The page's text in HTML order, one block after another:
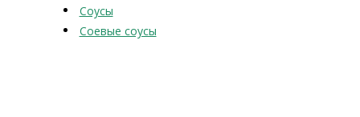
Соусы
Соевые соусы